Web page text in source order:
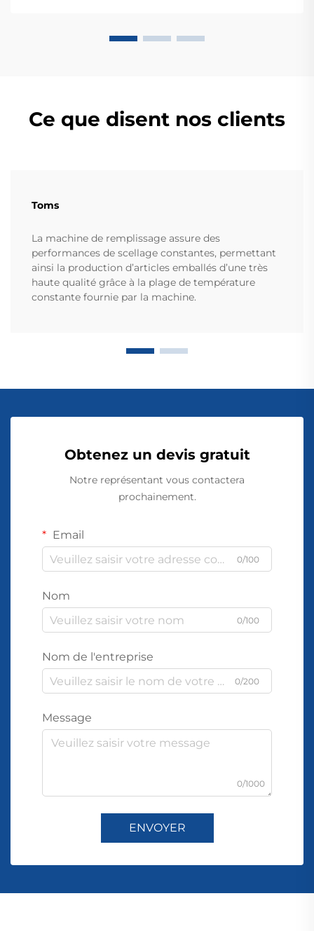
Ce que disent nos clients
Toms
La machine de remplissage assure des
performances de scellage constantes, permettant
ainsi la production d’articles emballés d’une très
haute qualité grâce à la plage de température
constante fournie par la machine.
Obtenez un devis gratuit
Notre représentant vous contactera
prochainement.
Email
0/100
Nom
0/100
Nom de l'entreprise
0/200
Message
0/1000
ENVOYER